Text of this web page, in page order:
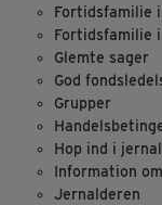
Fortidsfamilie
Fortidsfamilie
Glemte sager
God
Grupper
Hop ind i
Information om
Jernalderen